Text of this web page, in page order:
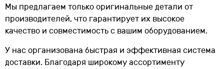
Мы предлагаем только оригинальные детали от
производителей, что гарантирует их высокое
качество и совместимость с вашим оборудованием.
У нас организована быстрая и эффективная система
доставки. Благодаря широкому ассортименту